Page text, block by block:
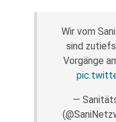
Wir vom
sind
Vorgänge
—